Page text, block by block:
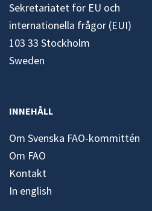
Sekretariatet för EU och
internationella frågor (EUI)
103 33 Stockholm
Sweden
INNEHÅLL
Om Svenska FAO-kommittén
Om FAO
Kontakt
In english